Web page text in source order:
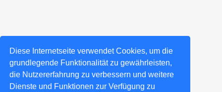
Diese Internetseite verwendet Cookies, um die
grundlegende Funktionalität zu gewährleisten,
die Nutzererfahrung zu verbessern und weitere
Dienste und Funktionen zur Verfügung zu